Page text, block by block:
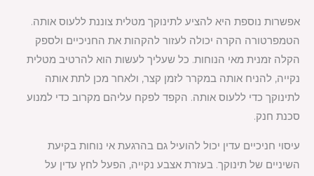
אפשרות נוספת היא להציע לתינוקך מטלית צוננת ללעוס אותה.
הטמפרטורה הקרה יכולה לעזור להקהות את החניכיים ולספק
הקלה זמנית מאי הנוחות. כל שעליך לעשות הוא להרטיב מטלית
נקייה, להניח אותה במקרר לזמן קצר, ולאחר מכן לתת אותה
לתינוקך כדי ללעוס אותה. הקפד לפקח עליהם מקרוב כדי למנוע
סכנת חנק.
עיסוי חניכיים עדין יכול להועיל גם בהרגעת אי נוחות בקיעת
השיניים של תינוקך. בעזרת אצבע נקייה, הפעל לחץ עדין על